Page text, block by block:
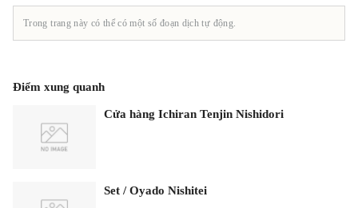
Trong trang này có thể có một số đoạn dịch tự động.
Điểm xung quanh
Cửa hàng Ichiran Tenjin Nishidori
Set / Oyado Nishitei